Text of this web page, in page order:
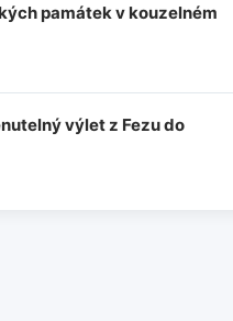
památek v kouzelném
výlet z Fezu do